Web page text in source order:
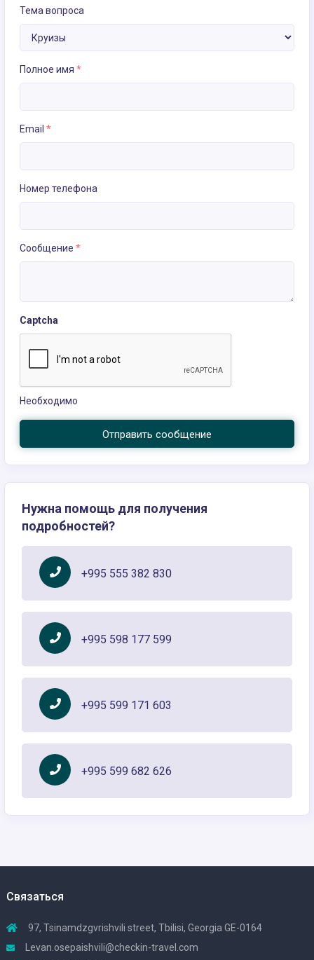
Тема вопроса
Полное имя *
Email *
Номер телефона
Сообщение *
Captcha
Необходимо
Отправить сообщение
Нужна помощь для получения
подробностей?
+995 555 382 830
+995 598 177 599
+995 599 171 603
+995 599 682 626
Связаться
97, Tsinamdzgvrishvili street, Tbilisi, Georgia GE-0164
Levan.osepaishvili@checkin-travel.com